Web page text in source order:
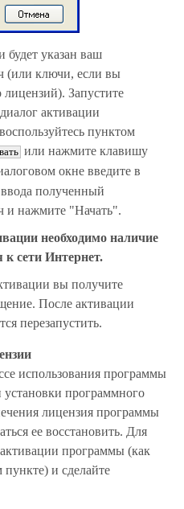
указан ваш
(или ключи, если вы
лицензий). Запустите
активации
пунктом
или нажмите клавишу
окне введите в
полученный
и нажмите "Начать".
сети Интернет.
После активации
перезапустить.
использования программы
установки программного
лицензия программы
ее восстановить. Для
программы (как
и сделайте